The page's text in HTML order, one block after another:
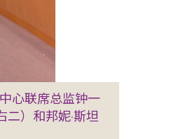
心联席总监钟一
二）和邦妮·斯坦